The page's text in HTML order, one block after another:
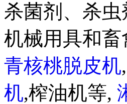
杀菌剂、杀
机械用具和
青核桃脱皮机
机,榨油机等,